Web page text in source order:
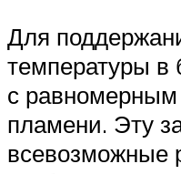
Для
температуры в
с
пламени. Эту
всевозможные